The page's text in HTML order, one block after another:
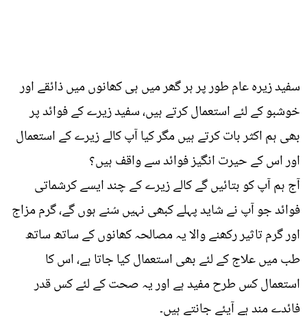
سفید زیرہ عام طور پر ہر گھر میں ہی کھانوں میں ذائقے اور
خوشبو کے لئے استعمال کرتے ہیں، سفید زیرے کے فوائد پر
بھی ہم اکثر بات کرتے ہیں مگر کیا آپ کالے زیرے کے استعمال
اور اس کے حیرت انگیز فوائد سے واقف ہیں؟
آج ہم آپ کو بتائیں گے کالے زیرے کے چند ایسے کرشماتی
فوائد جو آپ نے شاید پہلے کبھی نہیں سُنے ہوں گے، گرم مزاج
اور گرم تاثیر رکھنے والا یہ مصالحہ کھانوں کے ساتھ ساتھ
طب میں علاج کے لئے بھی استعمال کیا جاتا ہے، اس کا
استعمال کس طرح مفید ہے اور یہ صحت کے لئے کس قدر
فائدے مند ہے آیئے جانتے ہیں۔